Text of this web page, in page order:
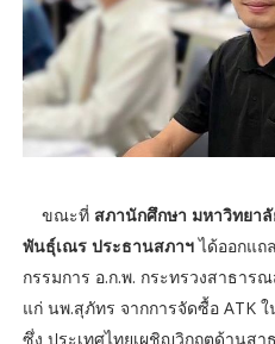
ขณะที่ สภานักศึกษา มหาวิทยา
พันธุ์เณร ประธานสภาฯได้ออกแ
กรรมการ อ.ก.พ. กระทรวงสาธา
แก่ นพ.สุภัทร จากการจัดซื้อ ATK
ซึ่ง ประเทศไทยเผชิญวิกฤตด้านส